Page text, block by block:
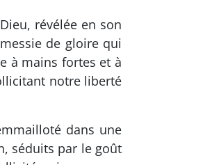
révélée en son
de gloire qui
à mains fortes et à
notre liberté
dans une
séduits par le goût